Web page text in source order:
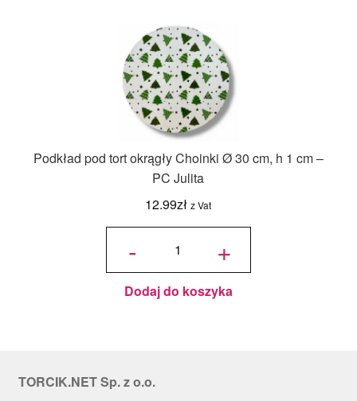
Podkład pod tort okrągły Choinki Ø 30 cm, h 1 cm –
PC Julita
12.99zł z Vat
-
ilość
okrągły
Choinki
Ø 30
cm, h 1
cm - PC
+
Dodaj do koszyka
TORCIK.NET Sp. z o.o.